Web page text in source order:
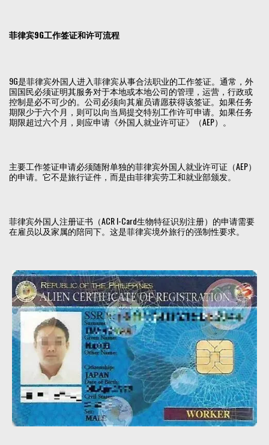
菲律宾9G工作签证和许可流程
9G是菲律宾外国人进入菲律宾从事合法职业的工作签证。通常，外
国国民必须证明其服务对于本地或本地公司的管理，运营，行政或
控制是必不可少的。公司必须向其雇员请愿获得该签证。如果任务
期限少于六个月，则可以向当局提交特别工作许可申请。如果任务
期限超过六个月，则应申请《外国人就业许可证》（AEP）。
主要工作签证申请必须随附单独的菲律宾外国人就业许可证（AEP）
的申请。它不是旅行证件，而是由菲律宾劳工和就业部颁发。
菲律宾外国人注册证书（ACR I-Card生物特征识别注册）的申请需要
在雇员以及家属的陪同下。这是菲律宾境外旅行的强制性要求。